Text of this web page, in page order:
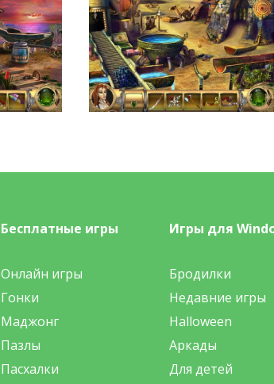
Бесплатные игры
Онлайн игры
Гонки
Маджонг
Пазлы
Пасхалки
Игры для
Бродилки
Недавние игры
Halloween
Аркады
Для детей